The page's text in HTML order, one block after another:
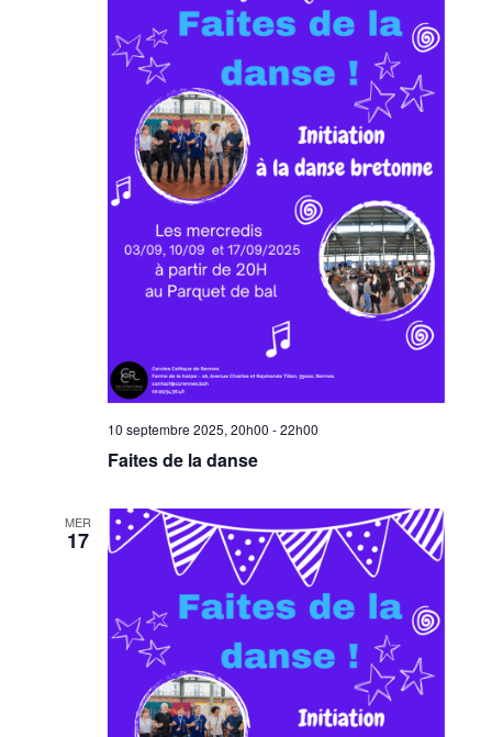
10 septembre 2025, 20h00 -22h00
Faites de la danse
MER
17